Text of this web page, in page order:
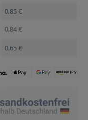
0,85 €
0,84 €
0,65 €